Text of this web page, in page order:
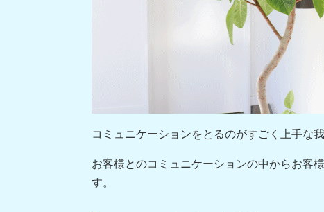
コミュニケーションをとるのがすごく上手な
お客様とのコミュニケーションの中からお客
す。